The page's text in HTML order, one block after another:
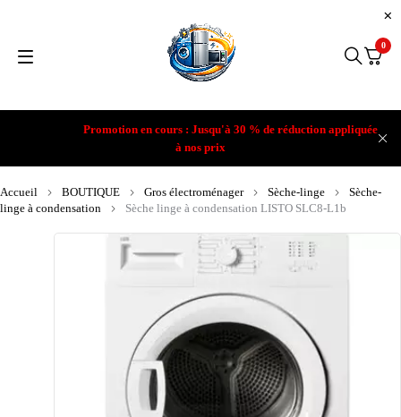
Promotion en cours : Jusqu'à 30 % de réduction appliquée
à nos prix
0
Accueil BOUTIQUE Gros électroménager Sèche-linge
Sèche-
linge à condensation
Sèche linge à condensation LISTO SLC8-L1b